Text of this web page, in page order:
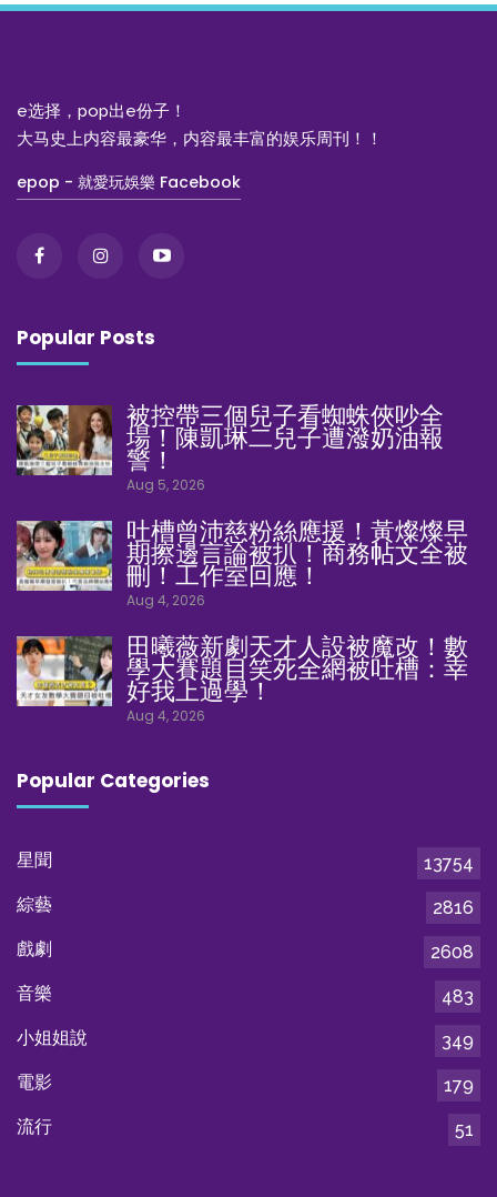
e选择，pop出e份子！
大马史上内容最豪华，内容最丰富的娱乐周刊！！
epop - 就愛玩娛樂 Facebook
Popular Posts
被控帶三個兒子看蜘蛛俠吵全
場！陳凱琳二兒子遭潑奶油報
警！
Aug 5, 2026
吐槽曾沛慈粉絲應援！黃燦燦早
期擦邊言論被扒！商務帖文全被
刪！工作室回應！
Aug 4, 2026
田曦薇新劇天才人設被魔改！數
學大賽題目笑死全網被吐槽：幸
好我上過學！
Aug 4, 2026
Popular Categories
星聞
13754
綜藝
2816
戲劇
2608
音樂
483
小姐姐說
349
電影
179
流行
51